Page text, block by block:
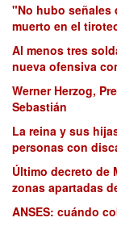
"No hubo señales
muerto en el
Al menos tres
nueva ofensiva
Werner Herzog,
Sebastián
La reina y sus
personas con
Último decreto de
zonas apartadas
ANSES: cuándo